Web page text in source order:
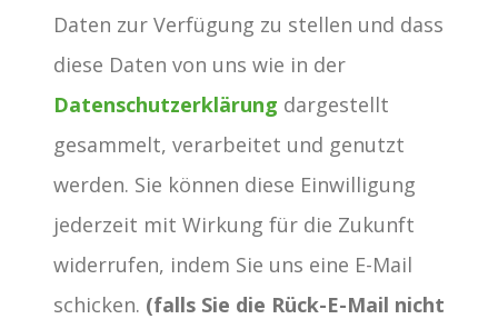
Daten zur Verfügung zu stellen und dass
diese Daten von uns wie in der
Datenschutzerklärung dargestellt
gesammelt, verarbeitet und genutzt
werden. Sie können diese Einwilligung
jederzeit mit Wirkung für die Zukunft
widerrufen, indem Sie uns eine E-Mail
schicken. (falls Sie die Rück-E-Mail nicht